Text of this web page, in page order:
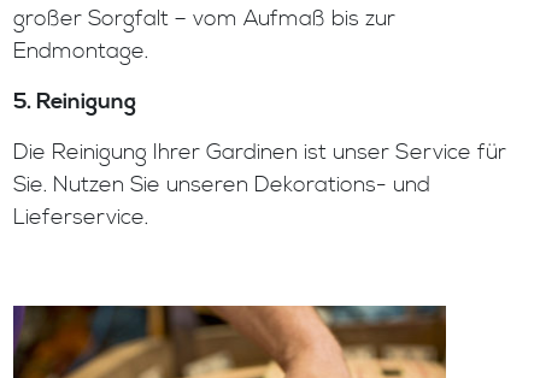
großer Sorgfalt – vom Aufmaß bis zur
Endmontage.
5. Reinigung
Die Reinigung Ihrer Gardinen ist unser Service für
Sie. Nutzen Sie unseren Dekorations- und
Lieferservice.